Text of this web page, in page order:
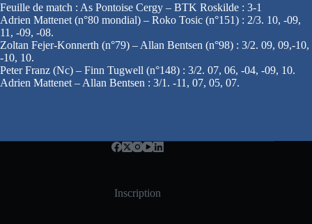
Feuille de match : As Pontoise Cergy – BTK Roskilde : 3-1
Adrien Mattenet (n°80 mondial) – Roko Tosic (n°151) : 2/3. 10, -09,
11, -09, -08.
Zoltan Fejer-Konnerth (n°79) – Allan Bentsen (n°98) : 3/2. 09, 09,-10,
-10, 10.
Peter Franz (Nc) – Finn Tugwell (n°148) : 3/2. 07, 06, -04, -09, 10.
Adrien Mattenet – Allan Bentsen : 3/1. -11, 07, 05, 07.
Inscription